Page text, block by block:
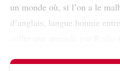
un monde où, si l’on a le
d’anglais, langue honnie